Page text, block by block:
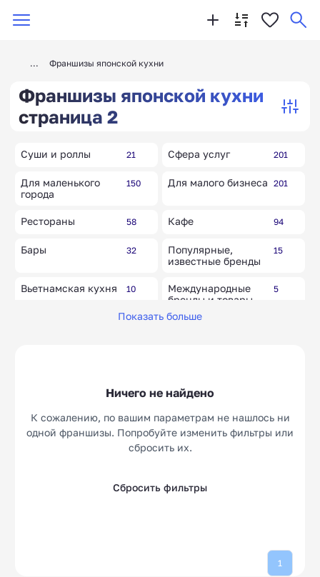
Франшизы японской кухни
Франшизы японской кухни
страница 2
Суши и роллы 21 Сфера услуг 201
Для маленького
города
150 Для малого бизнеса 201
Рестораны 58 Кафе 94
Бары 32
Популярные,
известные бренды
15
Вьетнамская кухня 10
Международные
бренды и товары
5
Показать больше
Ничего не найдено
К сожалению, по вашим параметрам не нашлось ни
одной франшизы. Попробуйте изменить фильтры или
сбросить их.
Сбросить фильтры
1